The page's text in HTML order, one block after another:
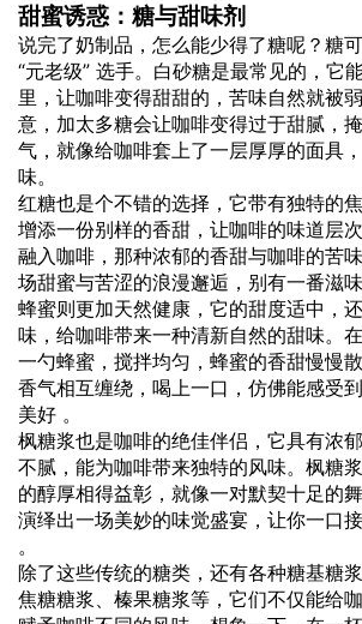
甜蜜诱惑：糖与甜味剂
说完了奶制品，怎么能少得了糖呢？糖
“元老级” 选手。白砂糖是最常见的，它
里，让咖啡变得甜甜的，苦味自然就被
意，加太多糖会让咖啡变得过于甜腻，
气，就像给咖啡套上了一层厚厚的面具
味。
红糖也是个不错的选择，它带有独特的
增添一份别样的香甜，让咖啡的味道层
融入咖啡，那种浓郁的香甜与咖啡的苦
场甜蜜与苦涩的浪漫邂逅，别有一番滋味
蜂蜜则更加天然健康，它的甜度适中，
味，给咖啡带来一种清新自然的甜味。
一勺蜂蜜，搅拌均匀，蜂蜜的香甜慢慢
香气相互缠绕，喝上一口，仿佛能感受
美好 。
枫糖浆也是咖啡的绝佳伴侣，它具有浓
不腻，能为咖啡带来独特的风味。枫糖
的醇厚相得益彰，就像一对默契十足的
演绎出一场美妙的味觉盛宴，让你一口
。
除了这些传统的糖类，还有各种糖基糖
焦糖糖浆、榛果糖浆等，它们不仅能给